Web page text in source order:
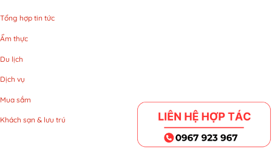
Tổng hợp tin tức
Ẩm thực
Du lịch
Dịch vụ
Mua sắm
Khách sạn & lưu trú